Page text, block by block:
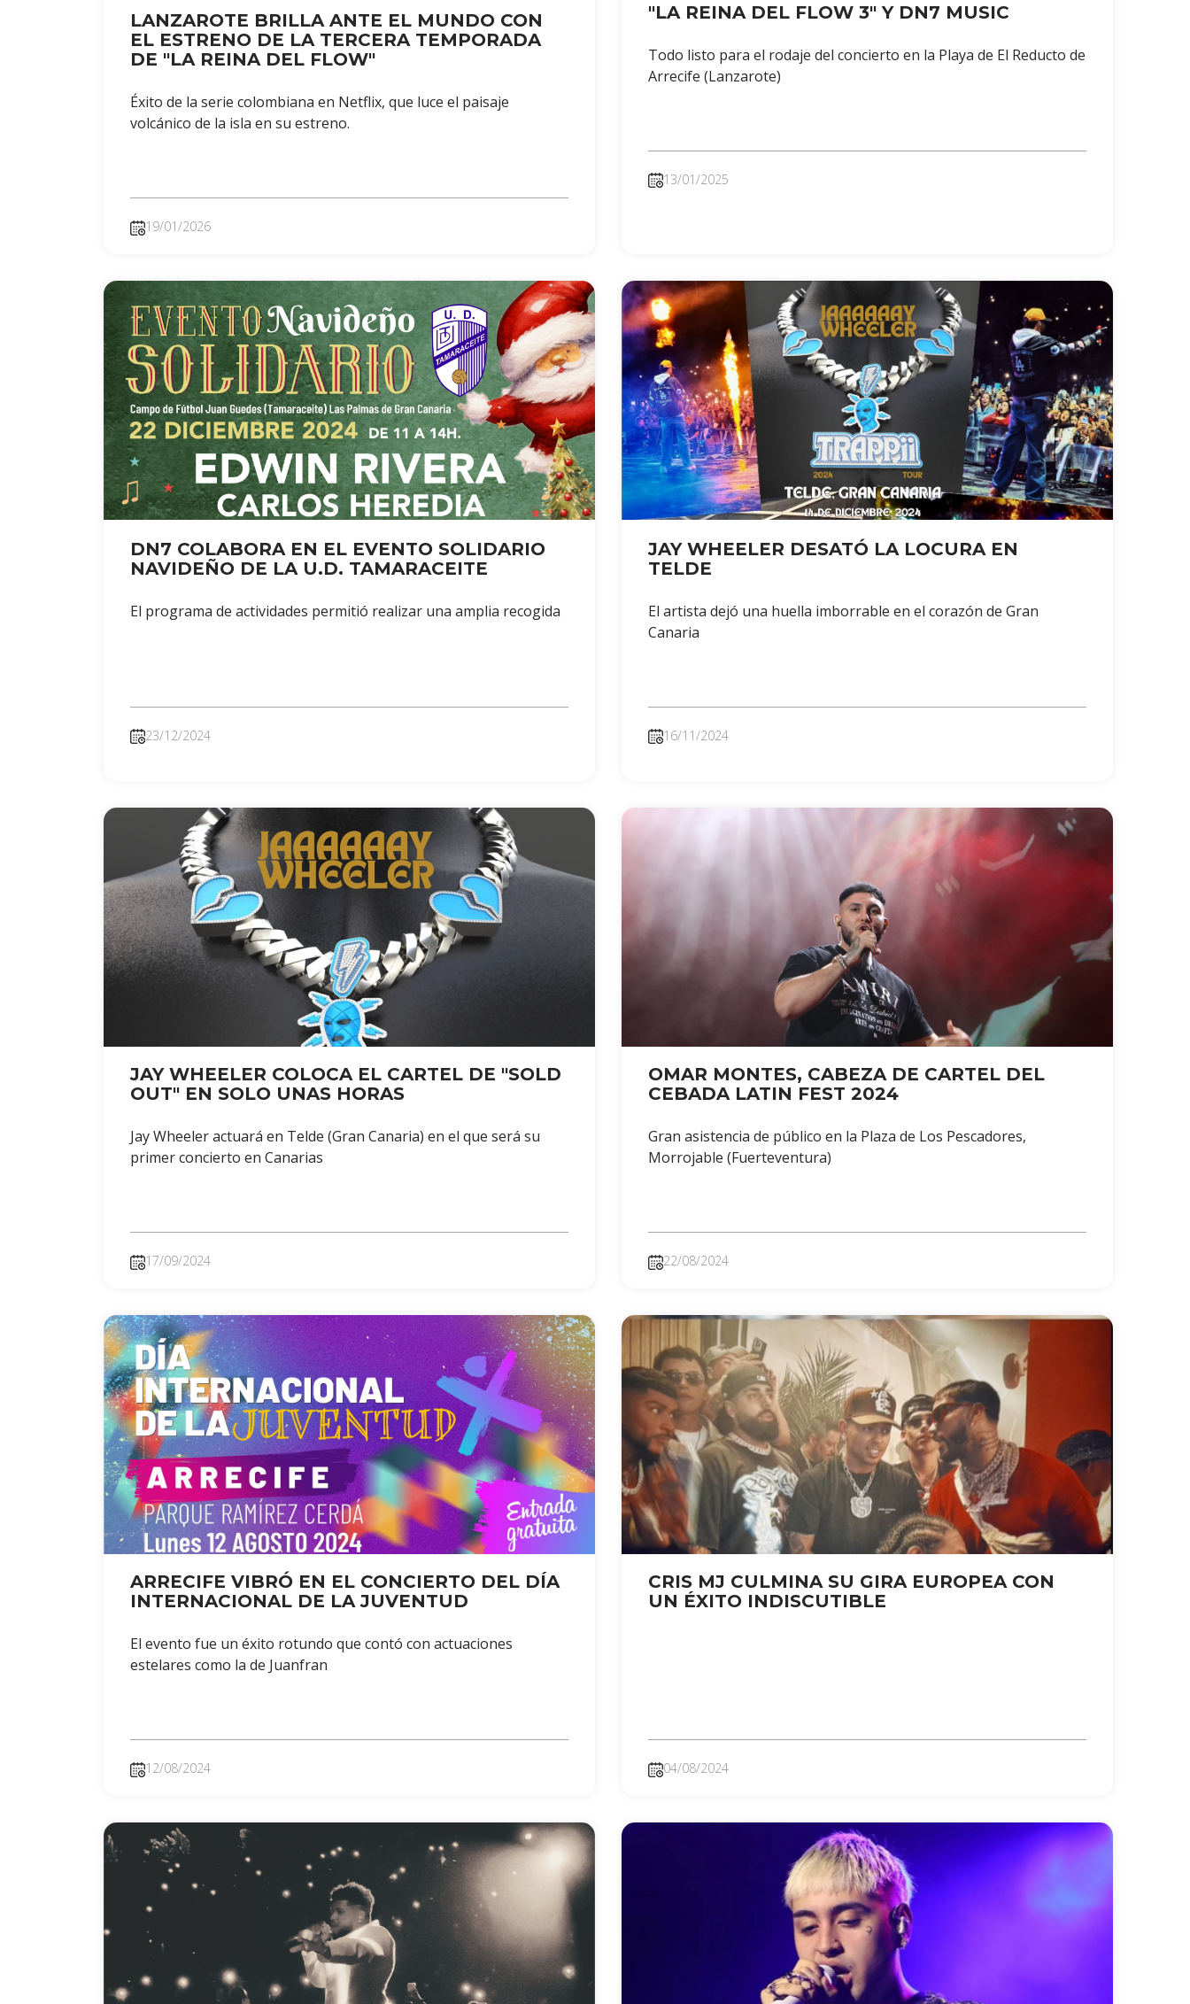
LANZAROTE BRILLA ANTE EL MUNDO CON
EL ESTRENO DE LA TERCERA TEMPORADA
DE "LA REINA DEL FLOW"
Éxito de la serie colombiana en Netflix, que luce el paisaje
volcánico de la isla en su estreno.
19/01/2026
"LA REINA DEL FLOW 3" Y DN7 MUSIC
Todo listo para el rodaje del concierto en la Playa de El Reducto de
Arrecife (Lanzarote)
13/01/2025
DN7 COLABORA EN EL EVENTO SOLIDARIO
NAVIDEÑO DE LA U.D. TAMARACEITE
El programa de actividades permitió realizar una amplia recogida
23/12/2024
JAY WHEELER DESATÓ LA LOCURA EN
TELDE
El artista dejó una huella imborrable en el corazón de Gran
Canaria
16/11/2024
JAY WHEELER COLOCA EL CARTEL DE "SOLD
OUT" EN SOLO UNAS HORAS
Jay Wheeler actuará en Telde (Gran Canaria) en el que será su
primer concierto en Canarias
17/09/2024
OMAR MONTES, CABEZA DE CARTEL DEL
CEBADA LATIN FEST 2024
Gran asistencia de público en la Plaza de Los Pescadores,
Morrojable (Fuerteventura)
22/08/2024
ARRECIFE VIBRÓ EN EL CONCIERTO DEL DÍA
INTERNACIONAL DE LA JUVENTUD
El evento fue un éxito rotundo que contó con actuaciones
estelares como la de Juanfran
12/08/2024
CRIS MJ CULMINA SU GIRA EUROPEA CON
UN ÉXITO INDISCUTIBLE
04/08/2024